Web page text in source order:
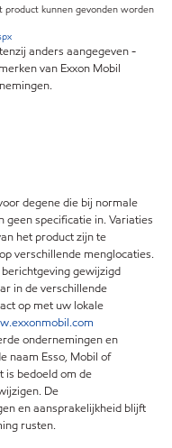
product kunnen gevonden worden
anders aangegeven -
van Exxon Mobil
degene die bij normale
specificatie in. Variaties
het product zijn te
verschillende menglocaties.
gewijzigd
in de verschillende
op met uw lokale
ondernemingen en
naam Esso, Mobil of
is bedoeld om de
De
en aansprakelijkheid blijft
rusten.